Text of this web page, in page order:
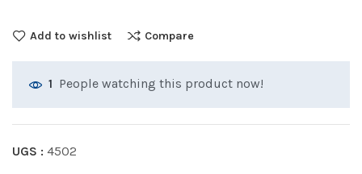
Add to wishlist Compare
1 People watching this product now!
UGS : 4502